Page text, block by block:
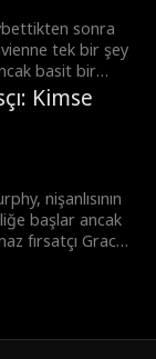
sonucu
eşi olur.sonra
tek bir şey
basit bir
Neden
izletmesin ki!
Kimse
nişanlısının
başlar ancak
fırsatçı Grace
hazır.